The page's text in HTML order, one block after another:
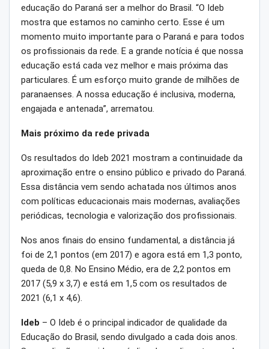
educação do Paraná ser a melhor do Brasil. “O Ideb
mostra que estamos no caminho certo. Esse é um
momento muito importante para o Paraná e para todos
os profissionais da rede. E a grande notícia é que nossa
educação está cada vez melhor e mais próxima das
particulares. É um esforço muito grande de milhões de
paranaenses. A nossa educação é inclusiva, moderna,
engajada e antenada”, arrematou.
Mais próximo da rede privada
Os resultados do Ideb 2021 mostram a continuidade da
aproximação entre o ensino público e privado do Paraná.
Essa distância vem sendo achatada nos últimos anos
com políticas educacionais mais modernas, avaliações
periódicas, tecnologia e valorização dos profissionais.
Nos anos finais do ensino fundamental, a distância já
foi de 2,1 pontos (em 2017) e agora está em 1,3 ponto,
queda de 0,8. No Ensino Médio, era de 2,2 pontos em
2017 (5,9 x 3,7) e está em 1,5 com os resultados de
2021 (6,1 x 4,6).
Ideb – O Ideb é o principal indicador de qualidade da
Educação do Brasil, sendo divulgado a cada dois anos.